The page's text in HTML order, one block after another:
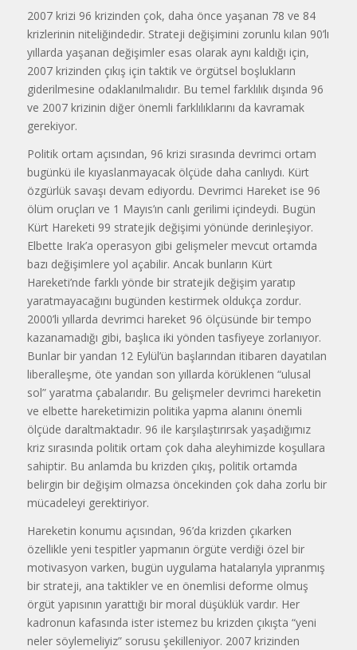
2007 krizi 96 krizinden çok, da­ha önce yaşanan 78 ve 84
krizlerinin niteliğindedir. Strateji değişimini zorunlu kılan 90’lı
yıllarda yaşanan de­ğişimler esas olarak aynı kaldığı i­çin,
2007 krizinden çıkış için taktik ve örgütsel boşlukların
giderilmesi­ne odaklanılmalıdır. Bu temel farklı­lık dışında 96
ve 2007 krizinin diğer önemli farklılıklarını da kavramak
gerekiyor.
Politik ortam açısından, 96 krizi sırasında devrimci ortam
bugünkü i­le kıyaslanmayacak ölçüde daha canlıydı. Kürt
özgürlük savaşı de­vam ediyordu. Devrimci Hareket ise 96
ölüm oruçları ve 1 Mayıs’ın canlı gerilimi içindeydi. Bugün
Kürt Ha­reketi 99 stratejik değişimi yönünde derinleşiyor.
Elbette Irak’a operas­yon gibi gelişmeler mevcut ortamda
bazı değişimlere yol açabilir. Ancak bunların Kürt
Hareketi’nde farklı yönde bir stratejik değişim yaratıp
yaratmayacağını bugünden kestir­mek oldukça zordur.
2000’li yıllarda devrimci hareket 96 ölçüsünde bir tempo
kazanamadığı gibi, başlıca iki yönden tasfiyeye zorlanıyor.
Bunlar bir yandan 12 Eylül’ün başlarından itibaren dayatılan
liberalleşme, öte yandan son yıllarda körüklenen “u­lusal
sol” yaratma çabalarıdır. Bu gelişmeler devrimci hareketin
ve el­bette hareketimizin politika yapma alanını önemli
ölçüde daraltmakta­dır. 96 ile karşılaştırırsak yaşadığı­mız
kriz sırasında politik ortam çok daha aleyhimizde koşullara
sahiptir. Bu anlamda bu krizden çıkış, politik ortamda
belirgin bir değişim olmaz­sa öncekinden çok daha zorlu bir
mücadeleyi gerektiriyor.
Hareketin konumu açısından, 96’da krizden çıkarken
özellikle ye­ni tespitler yapmanın örgüte verdiği özel bir
motivasyon varken, bugün uygulama hatalarıyla yıpranmış
bir strateji, ana taktikler ve en önemlisi deforme olmuş
örgüt yapısının ya­rattığı bir moral düşüklük vardır. Her
kadronun kafasında ister istemez bu krizden çıkışta “yeni
neler söyleme­liyiz” sorusu şekilleniyor. 2007 krizinden